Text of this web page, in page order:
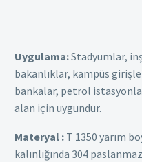
Uygulama:Stadyumlar,
bakanlıklar, kampüs
bankalar, petrol
alan için uygundur.
Materyal : T 1350 yarım
kalınlığında 304